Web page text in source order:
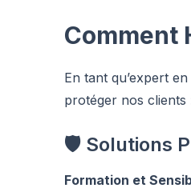
Comment
En tant qu’expert
protéger nos clients
🛡️ Solutions
Formation et